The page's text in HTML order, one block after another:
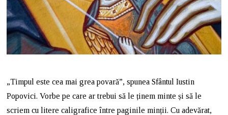
„Timpul este cea mai grea povară”, spunea Sfântul Iustin
Popovici. Vorbe pe care ar trebui să le ținem minte și să le
scriem cu litere caligrafice între paginile minții. Cu adevărat,